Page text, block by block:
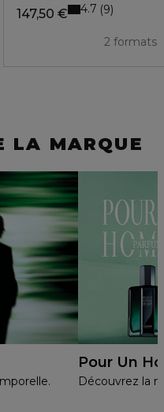
147,50 €
2 formats
4.7 9
LA MARQUE
Pour Un
Découvrez la